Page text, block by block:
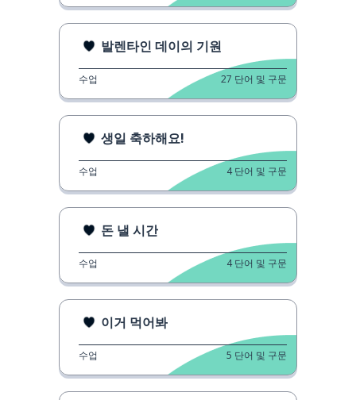
발렌타인 데이의 기원
수업 27 단어 및 구문
생일 축하해요!
수업 4 단어 및 구문
돈 낼 시간
수업 4 단어 및 구문
이거 먹어봐
수업 5 단어 및 구문